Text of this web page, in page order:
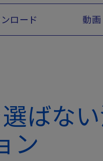
ロード 動画
ばな
ン